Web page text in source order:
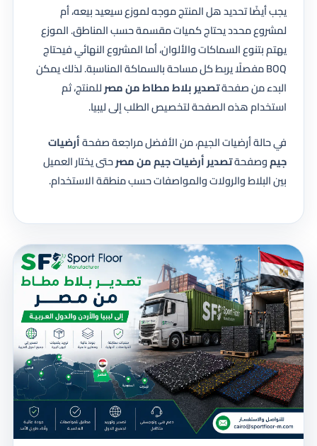
يجب أيضًا تحديد هل المنتج موجه لموزع سيعيد بيعه، أم
لمشروع محدد يحتاج كميات مقسمة حسب المناطق. الموزع
يهتم بتنوع السماكات والألوان، أما المشروع النهائي فيحتاج
BOQ مفصلًا يربط كل مساحة بالسماكة المناسبة. لذلك يمكن
البدء من صفحةتصدير بلاط مطاط من مصرللمنتج، ثم
استخدام هذه الصفحة لتخصيص الطلب إلى ليبيا.
في حالة أرضيات الجيم، من الأفضل مراجعة صفحةأرضيات
جيموصفحةتصدير أرضيات جيم من مصرحتى يختار العميل
بين البلاط والرولات والمواصفات حسب منطقة الاستخدام.